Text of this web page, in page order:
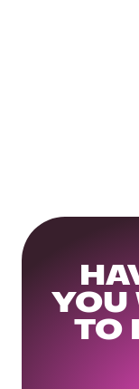
YOU
TO